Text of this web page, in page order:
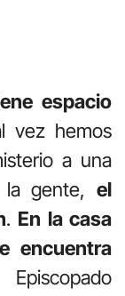
espacio
vez hemos
a una
la gente, el
. En la casa
encuentra